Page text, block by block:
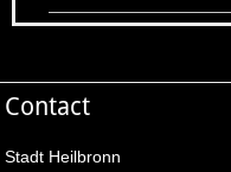
Contact
Stadt Heilbronn